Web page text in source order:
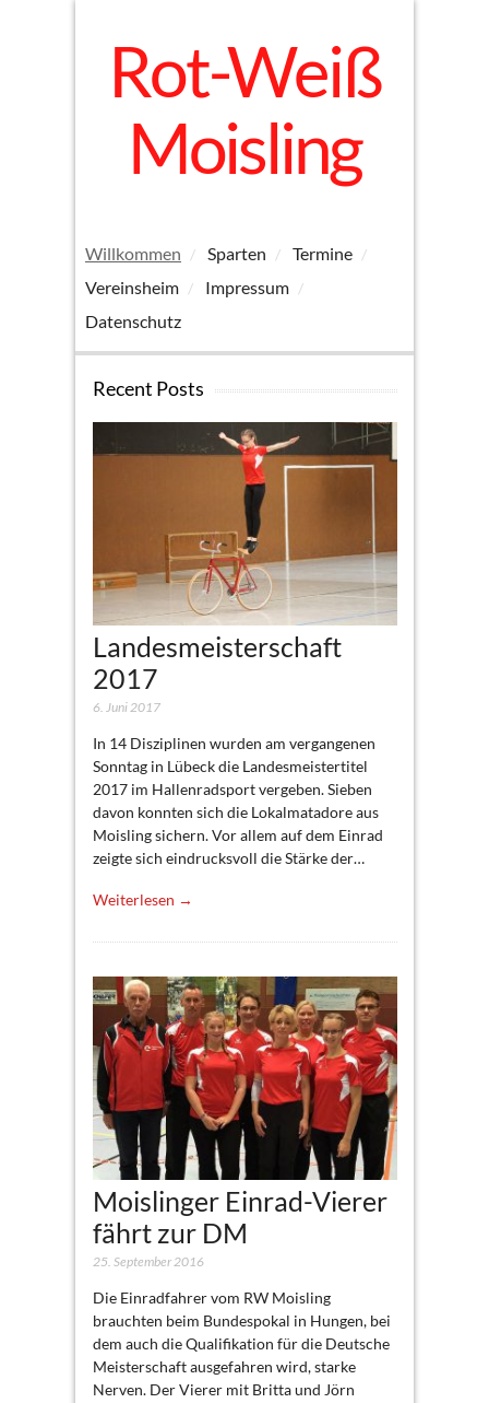
Rot-Weiß
Moisling
Willkommen Sparten
Termine
Vereinsheim
Impressum
Datenschutz
Recent Posts
Landesmeisterschaft
2017
6. Juni 2017
In 14 Disziplinen wurden am vergangenen
Sonntag in Lübeck die Landesmeistertitel
2017 im Hallenradsport vergeben. Sieben
davon konnten sich die Lokalmatadore aus
Moisling sichern. Vor allem auf dem Einrad
zeigte sich eindrucksvoll die Stärke der…
Weiterlesen →
Moislinger Einrad-Vierer
fährt zur DM
25. September 2016
Die Einradfahrer vom RW Moisling
brauchten beim Bundespokal in Hungen, bei
dem auch die Qualifikation für die Deutsche
Meisterschaft ausgefahren wird, starke
Nerven. Der Vierer mit Britta und Jörn